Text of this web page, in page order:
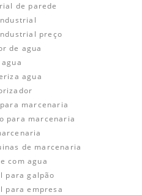
de parede
preço
de agua
agua
marcenaria
para marcenaria
de marcenaria
com agua
para galpão
para empresa